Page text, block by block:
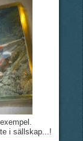
i sällskap...!